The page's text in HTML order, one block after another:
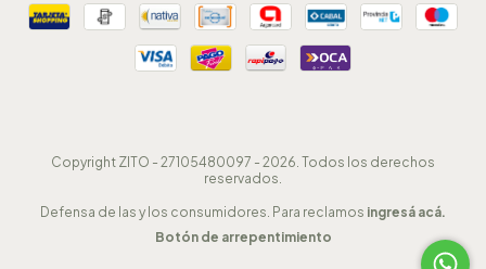
Copyright ZITO - 27105480097 - 2026. Todos los derechos
reservados.
Defensa de las y los consumidores. Para reclamos ingresá acá.
Botón de arrepentimiento